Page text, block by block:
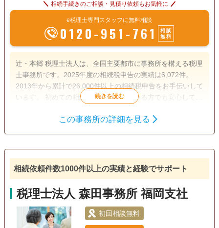
相続手続きのご相談・見積り依頼もお気軽に
e税理士専門スタッフに無料相談
0120-951-761
相談
無料
辻・本郷 税理士法人は、全国主要都市に事務所を構える税理
士事務所です。2025年度の相続税申告の実績は6,072件。
2013年から累計で26,000件以上の相続税申告をお手伝いして
います。 初めての相続で不安を感じている方でも安心して相
サービスを提供するために、小さなお悩みやご事情まできめ
生前贈与
訪問可 土日相談可 初回相談無料 オンライン面談可
この事務所の詳細を見る
相続依頼件数1000件以上の実績と経験でサポート
税理士法人 森田事務所 福岡支社
初回相談無料